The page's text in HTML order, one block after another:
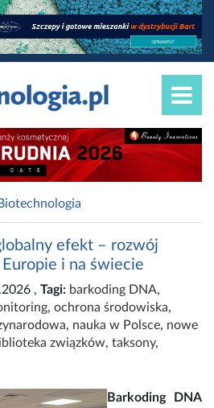
Biotechnologia
efekt – rozwój
i na świecie
, Tagi: barkoding DNA,
, ochrona środowiska,
, nauka w Polsce, nowe
związków, taksony,
Barkoding DNA